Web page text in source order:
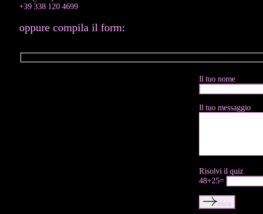
+39 338 120 4699
oppure compila il form:
Il tuo nome
Il tuo messaggio
Risolvi il quiz
48+25=
Invia